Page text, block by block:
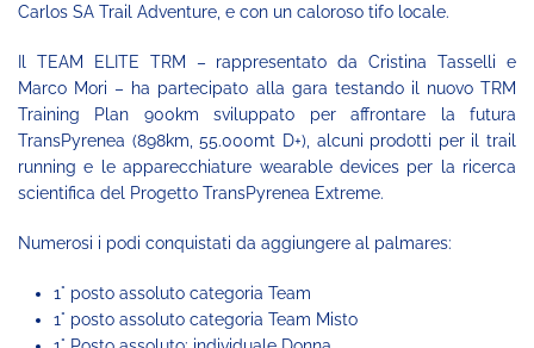
Carlos SA Trail Adventure, e con un caloroso tifo locale.
Il TEAM ELITE TRM – rappresentato da Cristina Tasselli e
Marco Mori – ha partecipato alla gara testando il nuovo TRM
Training Plan 900km sviluppato per affrontare la futura
TransPyrenea (898km, 55.000mt D+), alcuni prodotti per il trail
running e le apparecchiature wearable devices per la ricerca
scientifica del Progetto TransPyrenea Extreme.
Numerosi i podi conquistati da aggiungere al palmares:
1° posto assoluto categoria Team
1° posto assoluto categoria Team Misto